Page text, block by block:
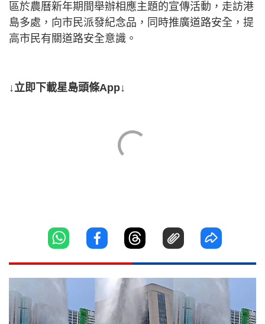
區於農曆新年期間舉辦相應主題的宣傳活動，走訪港
島多處，向市民派發紀念品，同時推廣道路安全，提
高市民有關道路安全意識。
↓立即下載星島頭條App↓